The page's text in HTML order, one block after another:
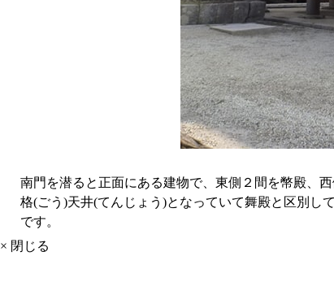
南門を潜ると正面にある建物で、東側２間を幣殿、
格(ごう)天井(てんじょう)となっていて舞殿と区別し
です。
× 閉じる